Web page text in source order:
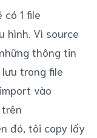
1 file
hình. Vì source
thông tin
lưu trong file
vào
đó, tôi copy lấy